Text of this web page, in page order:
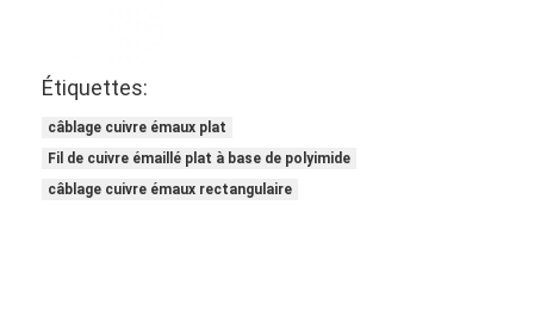
Fil recouvert de soie
fil de litz
Étiquettes:
câblage cuivre émaux plat
Fil de cuivre émaillé plat à base de polyimide
câblage cuivre émaux rectangulaire